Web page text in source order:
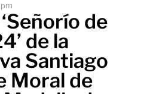
de
de la
Santiago
Moral de